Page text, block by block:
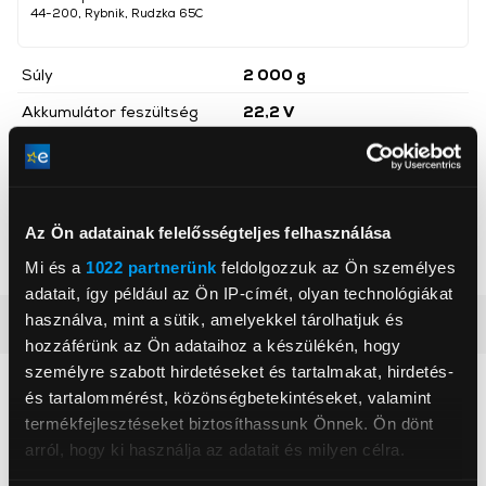
Az Ön adatainak felelősségteljes felhasználása
Mi és a 1022 partnerünk feldolgozzuk az Ön személyes
adatait, így például az Ön IP-címét, olyan technológiákat
használva, mint a sütik, amelyekkel tárolhatjuk és
hozzáférünk az Ön adataihoz a készülékén, hogy
személyre szabott hirdetéseket és tartalmakat, hirdetés-
és tartalommérést, közönségbetekintéseket, valamint
termékfejlesztéseket biztosíthassunk Önnek. Ön dönt
arról, hogy ki használja az adatait és milyen célra.
44-200, Rybnik, Rudzka 65C
Súly
2 000 g
Akkumulátor feszültség
22,2 V
Magasság
Szélesség
Teljesítmény
265 W
Részletes ismertető
Neked ajánljuk